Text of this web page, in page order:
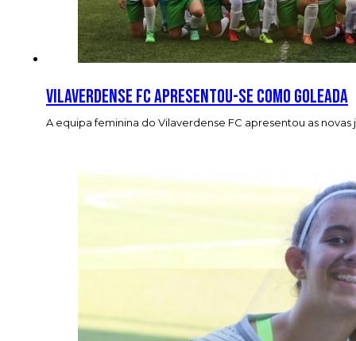
Vilaverdense FC apresentou-se como goleada
A equipa feminina do Vilaverdense FC apresentou as